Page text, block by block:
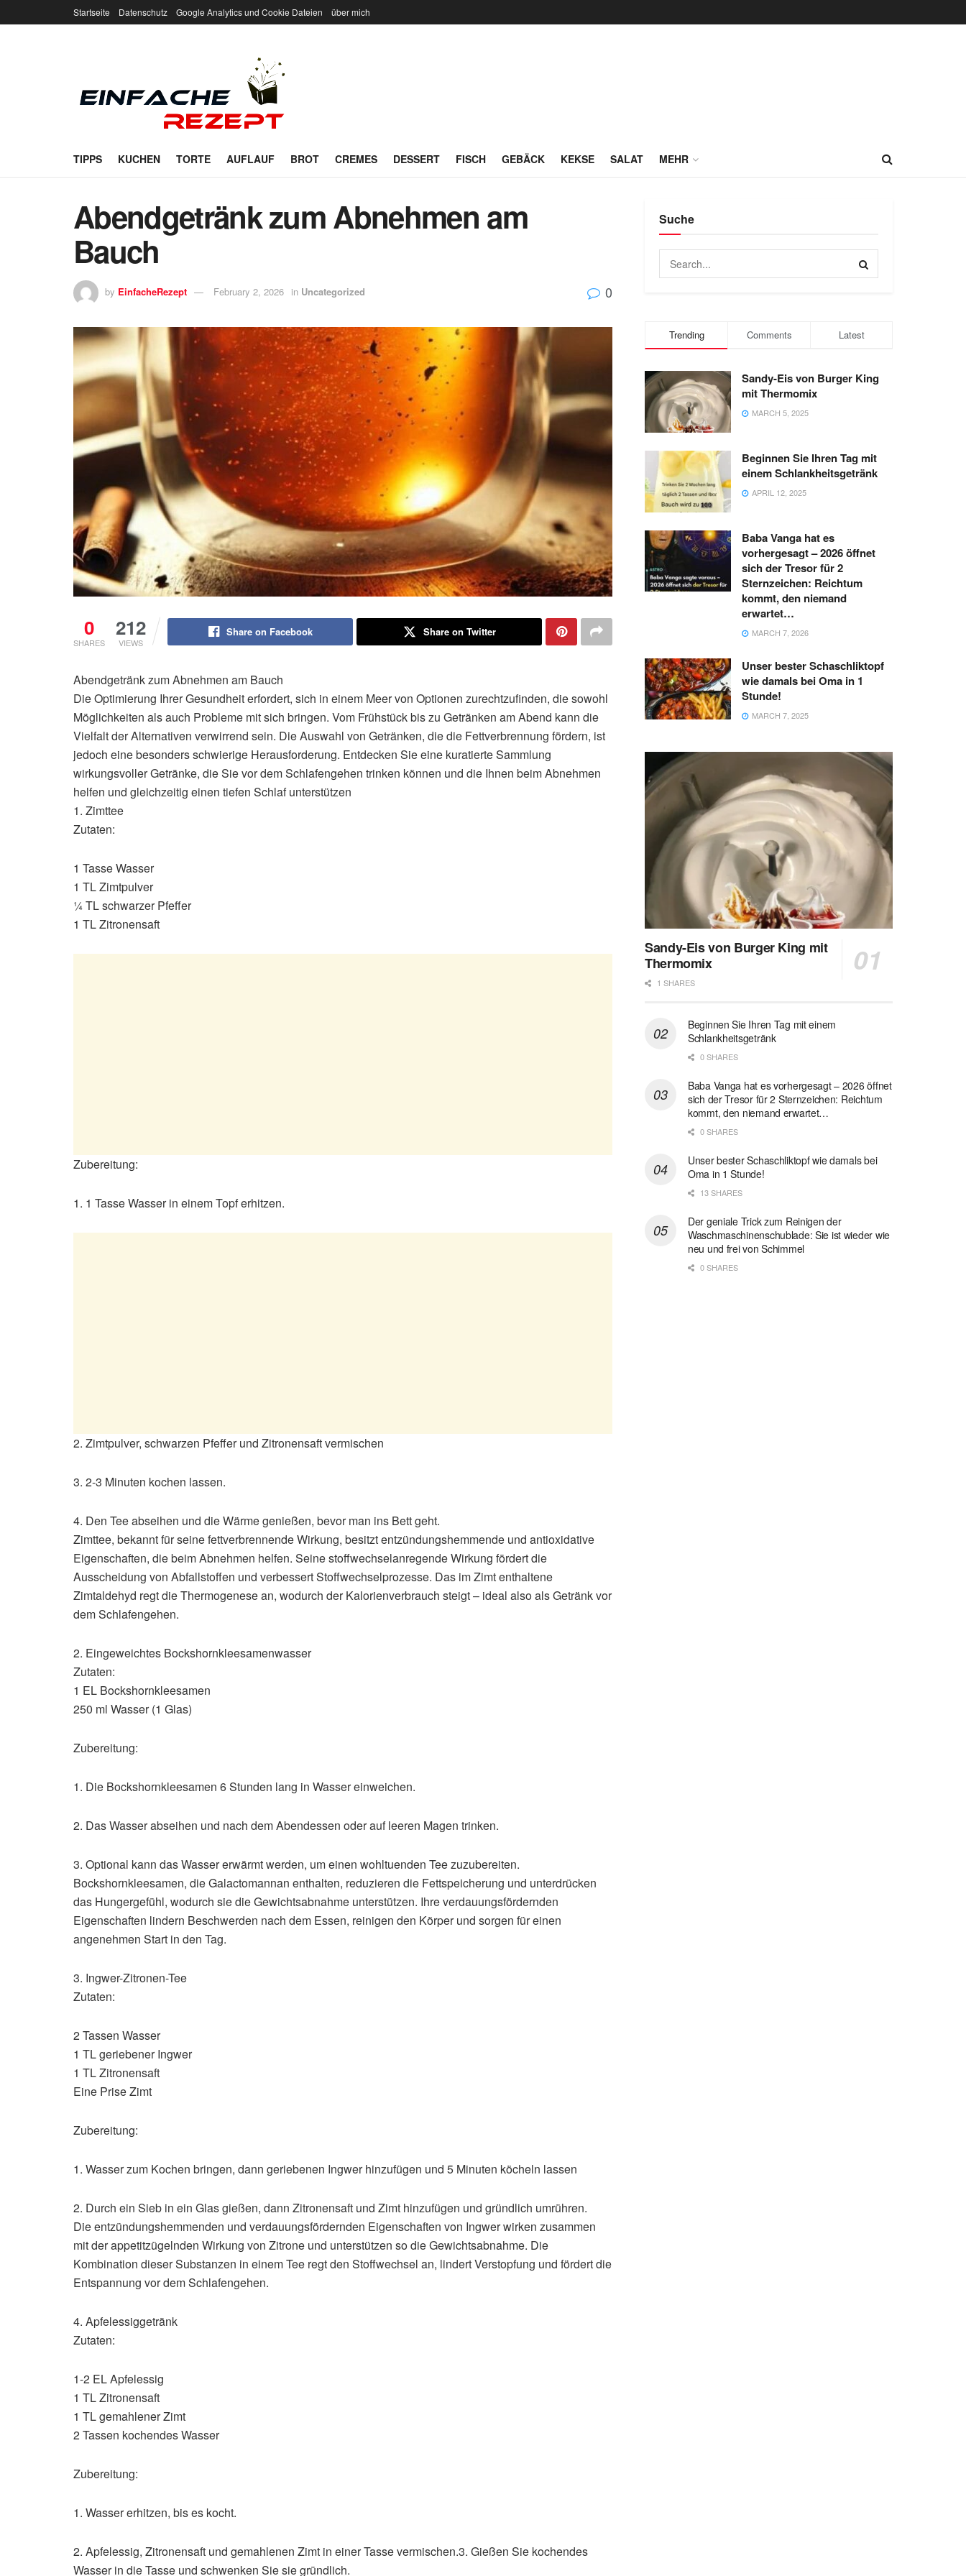
Startseite Datenschutz Google Analytics und Cookie Dateien über mich
TIPPS KUCHEN TORTE AUFLAUF BROT CREMES DESSERT FISCH GEBÄCK KEKSE SALAT MEHR
Abendgetränk zum Abnehmen am
Bauch
by EinfacheRezept February 2, 2026 in Uncategorized 0
0
SHARES
212
VIEWS
Share on Facebook Share on Twitter
Abendgetränk zum Abnehmen am Bauch
Die Optimierung Ihrer Gesundheit erfordert, sich in einem Meer von Optionen zurechtzufinden, die sowohl
Möglichkeiten als auch Probleme mit sich bringen. Vom Frühstück bis zu Getränken am Abend kann die
Vielfalt der Alternativen verwirrend sein. Die Auswahl von Getränken, die die Fettverbrennung fördern, ist
jedoch eine besonders schwierige Herausforderung. Entdecken Sie eine kuratierte Sammlung
wirkungsvoller Getränke, die Sie vor dem Schlafengehen trinken können und die Ihnen beim Abnehmen
helfen und gleichzeitig einen tiefen Schlaf unterstützen
1. Zimttee
Zutaten:
1 Tasse Wasser
1 TL Zimtpulver
¼ TL schwarzer Pfeffer
1 TL Zitronensaft
Zubereitung:
1. 1 Tasse Wasser in einem Topf erhitzen.
2. Zimtpulver, schwarzen Pfeffer und Zitronensaft vermischen
3. 2-3 Minuten kochen lassen.
4. Den Tee abseihen und die Wärme genießen, bevor man ins Bett geht.
Zimttee, bekannt für seine fettverbrennende Wirkung, besitzt entzündungshemmende und antioxidative
Eigenschaften, die beim Abnehmen helfen. Seine stoffwechselanregende Wirkung fördert die
Ausscheidung von Abfallstoffen und verbessert Stoffwechselprozesse. Das im Zimt enthaltene
Zimtaldehyd regt die Thermogenese an, wodurch der Kalorienverbrauch steigt – ideal also als Getränk vor
dem Schlafengehen.
2. Eingeweichtes Bockshornkleesamenwasser
Zutaten:
1 EL Bockshornkleesamen
250 ml Wasser (1 Glas)
Zubereitung:
1. Die Bockshornkleesamen 6 Stunden lang in Wasser einweichen.
2. Das Wasser abseihen und nach dem Abendessen oder auf leeren Magen trinken.
3. Optional kann das Wasser erwärmt werden, um einen wohltuenden Tee zuzubereiten.
Bockshornkleesamen, die Galactomannan enthalten, reduzieren die Fettspeicherung und unterdrücken
das Hungergefühl, wodurch sie die Gewichtsabnahme unterstützen. Ihre verdauungsfördernden
Eigenschaften lindern Beschwerden nach dem Essen, reinigen den Körper und sorgen für einen
angenehmen Start in den Tag.
3. Ingwer-Zitronen-Tee
Zutaten:
2 Tassen Wasser
1 TL geriebener Ingwer
1 TL Zitronensaft
Eine Prise Zimt
Zubereitung:
1. Wasser zum Kochen bringen, dann geriebenen Ingwer hinzufügen und 5 Minuten köcheln lassen
2. Durch ein Sieb in ein Glas gießen, dann Zitronensaft und Zimt hinzufügen und gründlich umrühren.
Die entzündungshemmenden und verdauungsfördernden Eigenschaften von Ingwer wirken zusammen
mit der appetitzügelnden Wirkung von Zitrone und unterstützen so die Gewichtsabnahme. Die
Kombination dieser Substanzen in einem Tee regt den Stoffwechsel an, lindert Verstopfung und fördert die
Entspannung vor dem Schlafengehen.
4. Apfelessiggetränk
Zutaten:
1-2 EL Apfelessig
1 TL Zitronensaft
1 TL gemahlener Zimt
2 Tassen kochendes Wasser
Zubereitung:
1. Wasser erhitzen, bis es kocht.
2. Apfelessig, Zitronensaft und gemahlenen Zimt in einer Tasse vermischen.3. Gießen Sie kochendes
Wasser in die Tasse und schwenken Sie sie gründlich.
Suche
Trending Comments Latest
Sandy-Eis von Burger King
mit Thermomix
MARCH 5, 2025
Beginnen Sie Ihren Tag mit
einem Schlankheitsgetränk
APRIL 12, 2025
Baba Vanga hat es
vorhergesagt – 2026 öffnet
sich der Tresor für 2
Sternzeichen: Reichtum
kommt, den niemand
erwartet…
MARCH 7, 2026
Unser bester Schaschliktopf
wie damals bei Oma in 1
Stunde!
MARCH 7, 2025
Sandy-Eis von Burger King mit
Thermomix
1 SHARES
Beginnen Sie Ihren Tag mit einem
Schlankheitsgetränk
0 SHARES
Baba Vanga hat es vorhergesagt – 2026 öffnet
sich der Tresor für 2 Sternzeichen: Reichtum
kommt, den niemand erwartet…
0 SHARES
Unser bester Schaschliktopf wie damals bei
Oma in 1 Stunde!
13 SHARES
Der geniale Trick zum Reinigen der
Waschmaschinenschublade: Sie ist wieder wie
neu und frei von Schimmel
0 SHARES